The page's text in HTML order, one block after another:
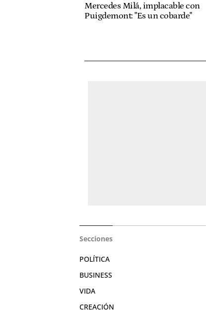
Mercedes Milá, implacable con
Puigdemont: "Es un cobarde"
Secciones
POLÍTICA
BUSINESS
VIDA
CREACIÓN